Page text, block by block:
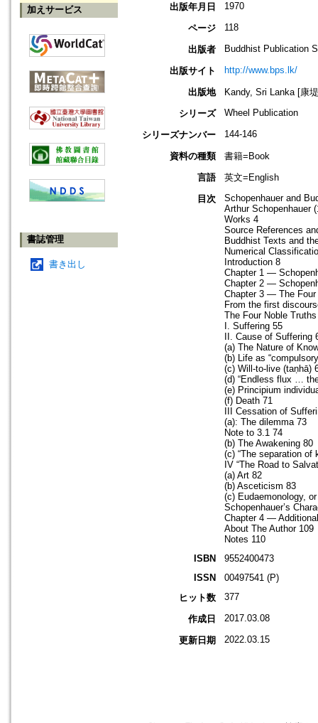
加えサービス
書誌管理
書き出し
出版年月日 1970
ページ 118
出版者 Buddhist Publication
出版サイト http://www.bps.lk/
出版地
Kandy, Sri Lanka [康
シリーズ
Wheel Publication
シリーズナンバー 144-146
資料の種類
書籍=Book
言語
英文=English
目次
Schopenhauer and
Arthur Schopenhauer
Works 4
Source References
Buddhist Texts and
Numerical
Introduction 8
Chapter 1 —
Chapter 2 —
Chapter 3 — The Four
From the first
The Four Noble
I. Suffering 55
II. Cause of Suffering
(a) The Nature of
(b) Life as
(c) Will-to-live (taṇhā)
(d) “Endless flux …
(e) Principium
(f) Death 71
III Cessation of
(a): The dilemma 73
Note to 3.1 74
(b) The Awakening 80
(c) “The separation of
IV “The Road to
(a) Art 82
(b) Asceticism 83
(c) Eudaemonology,
Schopenhauer’s
Chapter 4 —
About The Author 109
Notes 110
ISBN
9552400473
ISSN
00497541 (P)
ヒット数
377
作成日 2017.03.08
更新日期 2022.03.15